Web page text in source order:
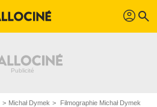
profil search
Michał Dymek Filmographie Michał Dymek